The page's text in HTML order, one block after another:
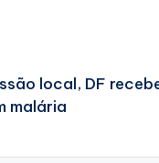
local, DF
malária